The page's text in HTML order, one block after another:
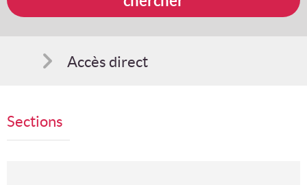
Accès direct
Sections